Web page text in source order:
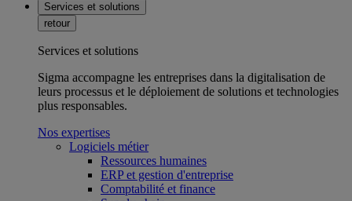
Services et solutions
retour
Services et solutions
Sigma accompagne les entreprises dans la digitalisation de
leurs processus et le déploiement de solutions et technologies
plus responsables.
Nos expertises
Logiciels métier
Ressources humaines
ERP et gestion d'entreprise
Comptabilité et finance